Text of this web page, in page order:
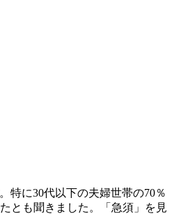
特に30代以下の夫婦世帯の70％
とも聞きました。「急須」を見